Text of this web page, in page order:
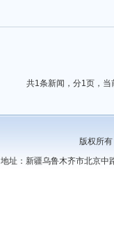
共1条新闻，分1页，当
版权所
地址：新疆乌鲁木齐市北京